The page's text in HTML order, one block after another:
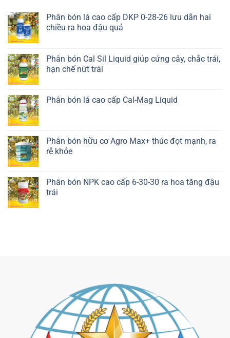
Phân bón lá cao cấp DKP 0-28-26 lưu dẫn hai
chiều ra hoa đậu quả
Phân bón Cal Sil Liquid giúp cứng cây, chắc trái,
hạn chế nứt trái
Phân bón lá cao cấp Cal-Mag Liquid
Phân bón hữu cơ Agro Max+ thúc đọt mạnh, ra
rễ khỏe
Phân bón NPK cao cấp 6-30-30 ra hoa tăng đậu
trái